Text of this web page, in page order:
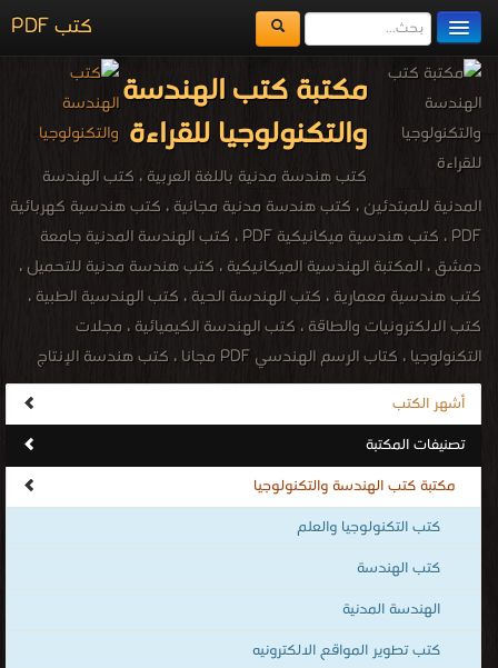
كتب PDF
مكتبة الكتب
المكتبات
يُقرأ حالياً
الفهرس
اضف كتاب
مكتبة كتب الهندسة
والتكنولوجيا للقراءة
كتب هندسة مدنية باللغة العربية ، كتب الهندسة
المدنية للمبتدئين ، كتب هندسة مدنية مجانية ، كتب هندسية كهربائية
PDF ، كتب هندسية ميكانيكية PDF ، كتب الهندسة المدنية جامعة
دمشق ، المكتبة الهندسية الميكانيكية ، كتب هندسة مدنية للتحميل ،
كتب هندسية معمارية ، كتب الهندسة الحية ، كتب الهندسية الطبية ،
كتب الالكترونيات والطاقة ، كتب الهندسة الكيميائية ، مجلات
التكنولوجيا ، كتاب الرسم الهندسي PDF مجانا ، كتب هندسة الإنتاج
والتصميم الميكانيكي مجانا ، كتب معجم هندسة الميكانيك المصور PDF
مجانا ، مكتبة الهندسة الكهربائية والإلكترونية ، engineering ،
engineering PDF ebooks ، Electrical engineering ، Chemical
Engineering ، Technology engineering ، المكتبة الإلكترونيّة لتحميل و
قراءة الكتب المصوّرة بنوعية PDF و تعمل على الهواتف الذكية والاجهزة
الكفيّة أونلاين.
أشهر الكتب
تصنيفات المكتبة
مكتبة كتب الهندسة والتكنولوجيا
كتب التكنولوجيا والعلم
كتب الهندسة
الهندسة المدنية
كتب تطوير المواقع الالكترونيه